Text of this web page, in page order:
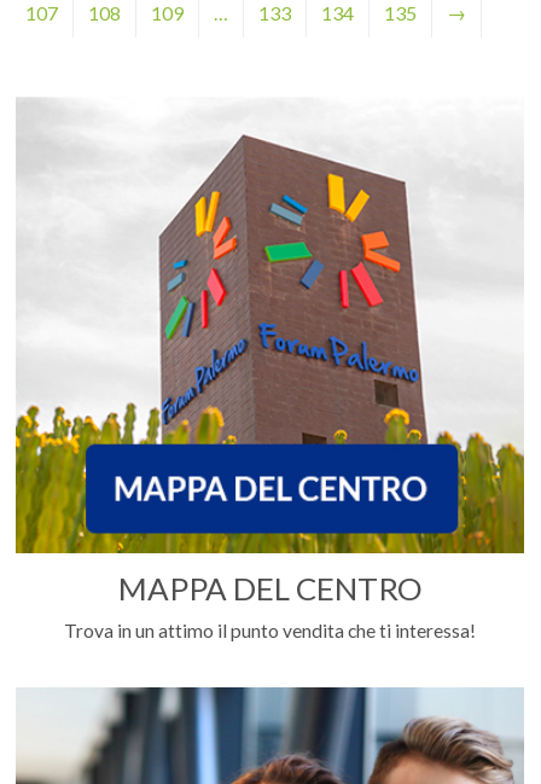
107 108 109 … 133 134 135 →
MAPPA DEL CENTRO
Trova in un attimo il punto vendita che ti interessa!